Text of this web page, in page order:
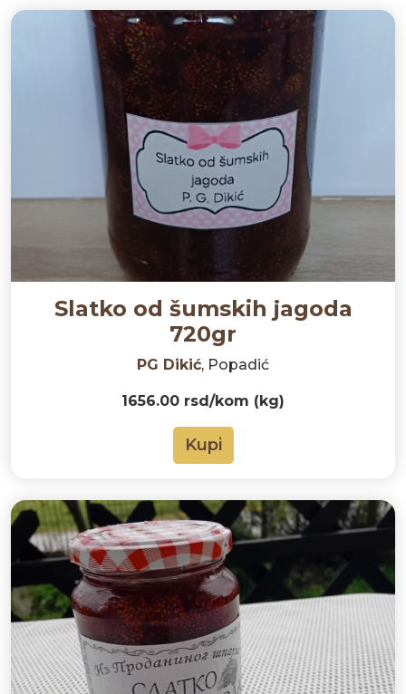
Slatko od šumskih jagoda
720gr
PG Dikić, Popadić
1656.00 rsd/kom (kg)
Kupi